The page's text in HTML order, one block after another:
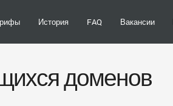
История FAQ Вакансии
доменов